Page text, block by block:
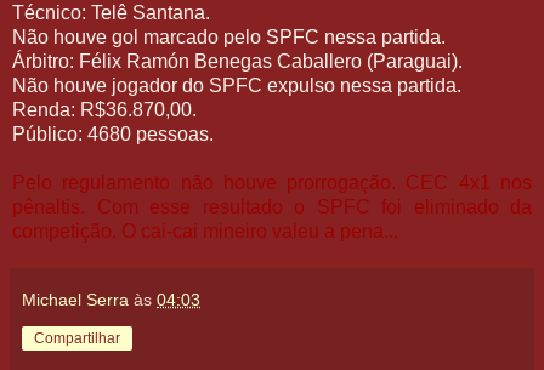
Técnico: Telê Santana.
Não houve gol marcado pelo SPFC nessa partida.
Árbitro: Félix Ramón Benegas Caballero (Paraguai).
Não houve jogador do SPFC expulso nessa partida.
Renda: R$36.870,00.
Público: 4680 pessoas.
Pelo regulamento não houve prorrogação. CEC 4x1 nos
pênaltis. Com esse resultado o SPFC foi eliminado da
competição. O cai-cai mineiro valeu a pena...
Michael Serra às 04:03
Compartilhar